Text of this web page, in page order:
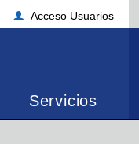
Acceso Usuarios
Servicios